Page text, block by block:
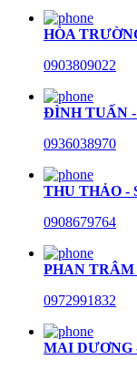
HÒA
0903809022
ĐÌNH TUẤN -
0936038970
THU THẢO -
0908679764
PHAN TRÂM
0972991832
MAI DƯƠNG